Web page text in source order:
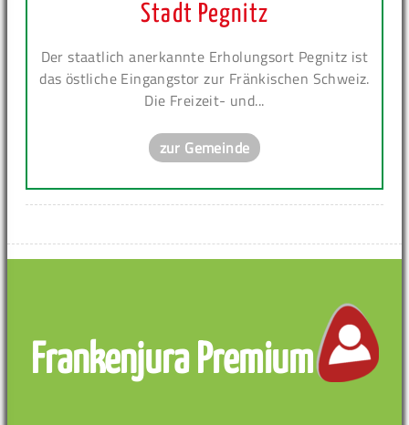
Stadt Pegnitz
Der staatlich anerkannte Erholungsort Pegnitz ist
das östliche Eingangstor zur Fränkischen Schweiz.
Die Freizeit- und...
zur Gemeinde
Frankenjura Premium